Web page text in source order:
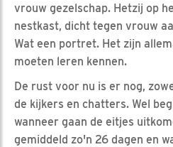
vrouw gezelschap. Hetzij op
nestkast, dicht tegen vrouw
Wat een portret. Het zijn
moeten leren kennen.
De rust voor nu is er nog,
de kijkers en chatters. Wel
wanneer gaan de eitjes
gemiddeld zo'n 26 dagen en